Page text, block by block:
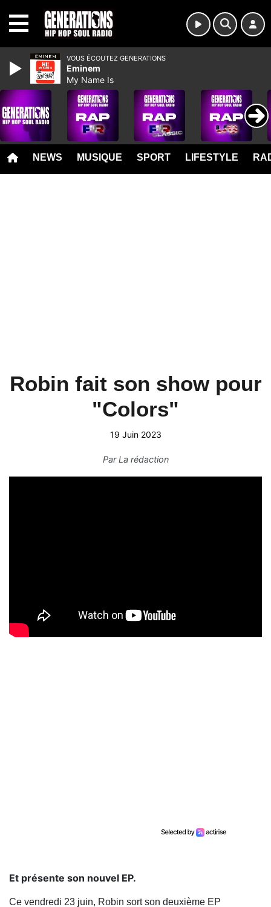
NEWS MUSIQUE SPORT LIFESTYLE
Robin fait son show pour
"Colors"
19 Juin 2023
ParLa rédaction
Et présente son nouvel EP.
Ce vendredi 23 juin, Robin sort son deuxième EP
VOUS ÉCOUTEZ GENERATIONS
Eminem
My Name Is